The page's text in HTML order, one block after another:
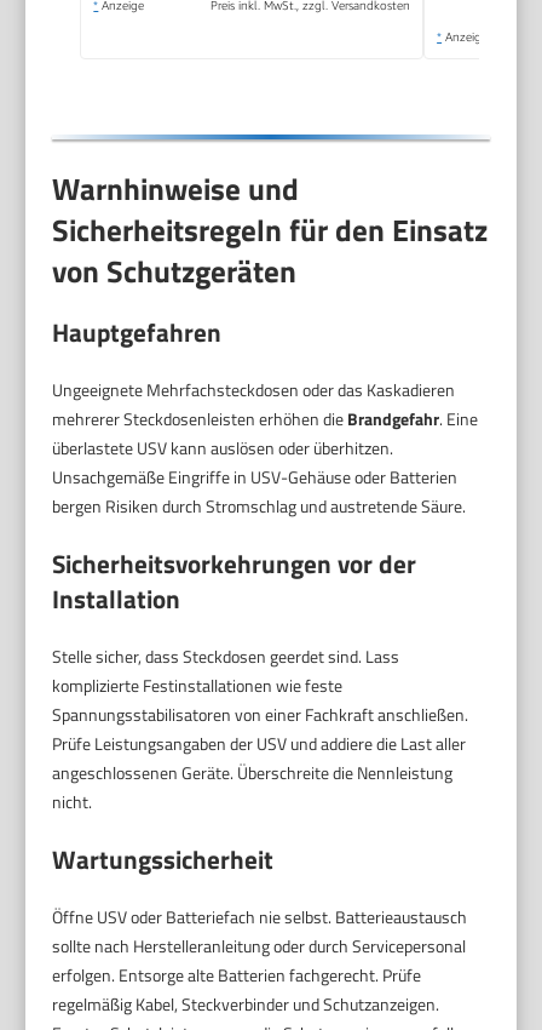
* Anzeige Preis inkl. MwSt., zzgl. Versandkosten
* Anzeige
Warnhinweise und
Sicherheitsregeln für den Einsatz
von Schutzgeräten
Hauptgefahren
Ungeeignete Mehrfachsteckdosen oder das Kaskadieren
mehrerer Steckdosenleisten erhöhen dieBrandgefahr. Eine
überlastete USV kann auslösen oder überhitzen.
Unsachgemäße Eingriffe in USV-Gehäuse oder Batterien
bergen Risiken durch Stromschlag und austretende Säure.
Sicherheitsvorkehrungen vor der
Installation
Stelle sicher, dass Steckdosen geerdet sind. Lass
komplizierte Festinstallationen wie feste
Spannungsstabilisatoren von einer Fachkraft anschließen.
Prüfe Leistungsangaben der USV und addiere die Last aller
angeschlossenen Geräte. Überschreite die Nennleistung
nicht.
Wartungssicherheit
Öffne USV oder Batteriefach nie selbst. Batterieaustausch
sollte nach Herstelleranleitung oder durch Servicepersonal
erfolgen. Entsorge alte Batterien fachgerecht. Prüfe
regelmäßig Kabel, Steckverbinder und Schutzanzeigen.